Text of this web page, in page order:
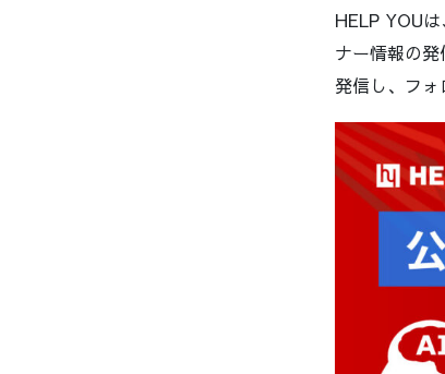
HELP YOU
ナー情報の
発信し、フォ